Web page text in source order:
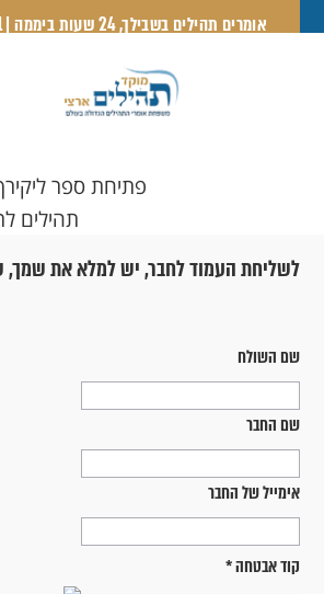
אומרים תהילים בשבילך, 24 שעות ביממה | 1-700-700-721
פתיחת ספר
תהילים
לשליחת העמוד לחבר, יש למלא את
שם השולח
שם החבר
אימייל של החבר
קוד אבטחה*